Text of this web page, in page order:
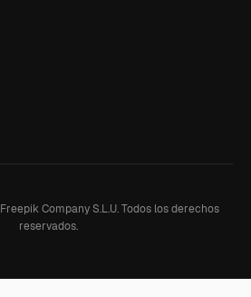
Freepik Company S.L.U.Todos los derechos
reservados.